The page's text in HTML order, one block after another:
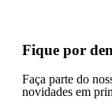
Fique por
Faça parte do
novidades em